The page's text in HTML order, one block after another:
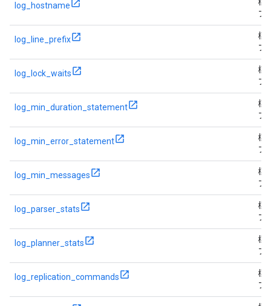
log_hostname
フ
log_line_prefix
標
フ
log_lock_waits
標
フ
log_min_duration_statement
標
フ
log_min_error_statement
標
フ
log_min_messages
標
フ
log_parser_stats
標
フ
log_planner_stats
標
フ
log_replication_commands
標
フ